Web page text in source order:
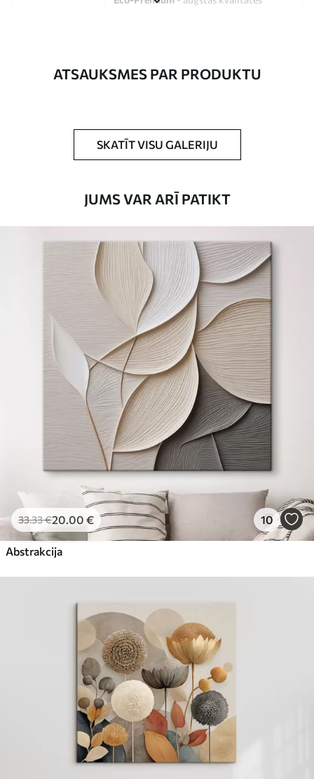
Jūs varat pievienot lakas pārklājumu.
No15.00€
Eco-Premium
.00
ATSAUKSMES PAR PRODUKTU
SKATĪT VISU GALERIJU
JUMS VAR ARĪ PATIKT
33.33€20.00 € 10
Abstrakcija